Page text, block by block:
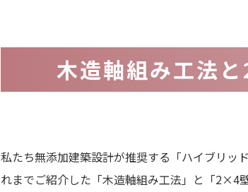
木造軸組み工法
私たち無添加建築設計が推奨する「ハイブリッ
れまでご紹介した「木造軸組み工法」と「2×4